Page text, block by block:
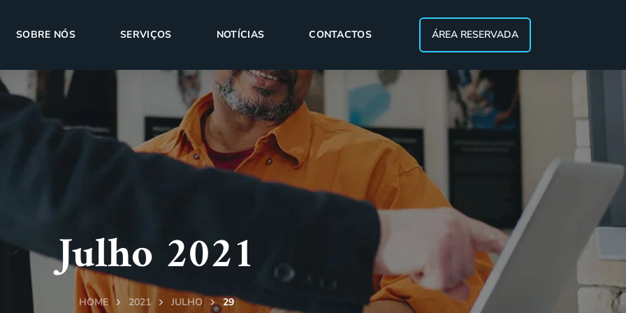
SOBRE NÓS SERVIÇOS NOTÍCIAS CONTACTOS ÁREA RESERVADA
Julho 2021
HOME 2021 JULHO 29